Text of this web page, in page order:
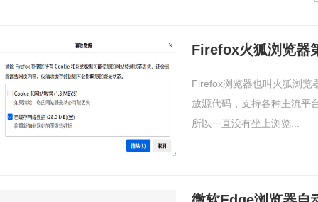
Firefox火狐浏览器
Firefox浏览器也叫火狐浏览
放源代码，支持各种主流平
所以一直没有坐上浏览...